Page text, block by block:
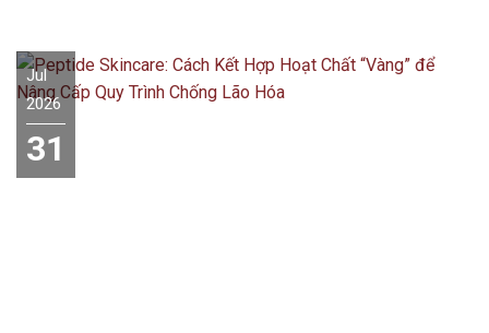
Jul
2026
31